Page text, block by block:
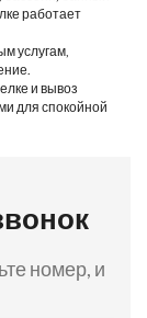
работает
услугам,
и вывоз
для спокойной
номер, и